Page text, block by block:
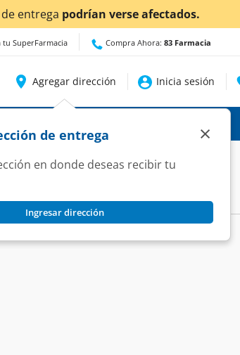
entrega podrían verse afectados.
tu SuperFarmacia Compra Ahora: 83 Farmacia
Agregar dirección
de entrega
en donde deseas recibir tu
Ingresar dirección
×
Inicia sesión